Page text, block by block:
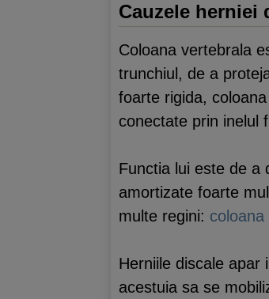
Cauzele herniei
Coloana vertebrala
trunchiul, de a
foarte rigida,
conectate prin inelul
Functia lui este de a
amortizate foarte
multe regini: coloana
Herniile discale apar
acestuia sa se